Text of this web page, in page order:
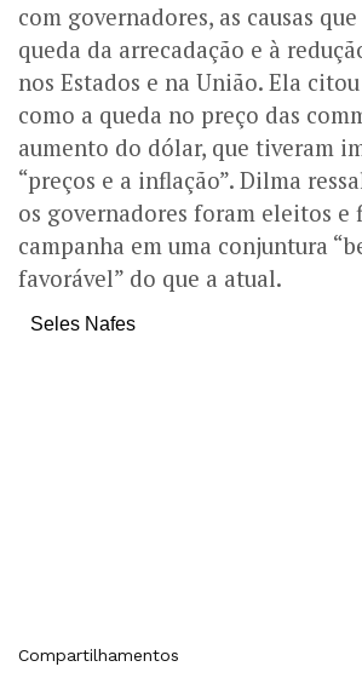
com governadores, as causas
queda da arrecadação e à
nos Estados e na União. Ela
como a queda no preço das
aumento do dólar, que tiveram
“preços e a inflação”. Dilma
os governadores foram eleitos e
campanha em uma conjuntura
favorável” do que a atual.
Seles Nafes
Compartilhamentos